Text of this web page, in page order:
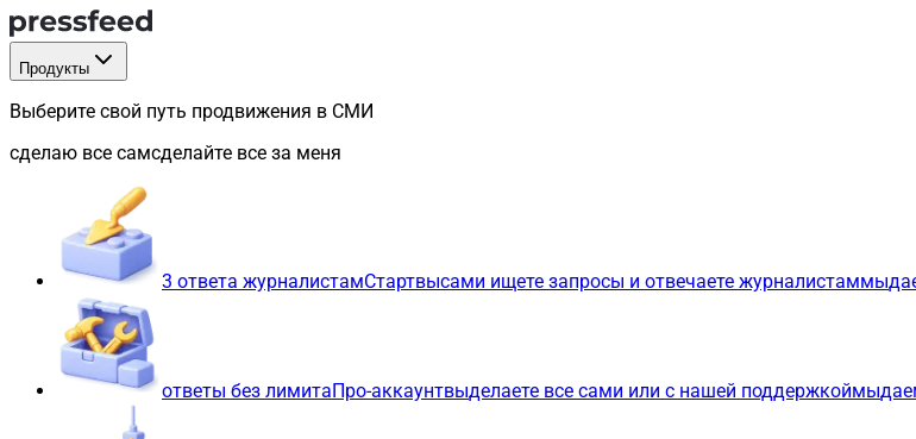
Продукты
Выберите свой путь продвижения в СМИ
сделаю все самсделайте все за меня
3 ответа журналистамСтартвысами ищете запросы и отвечаете журналистаммы
ответы без лимитаПро-аккаунтвыделаете все сами или с нашей поддержкоймы